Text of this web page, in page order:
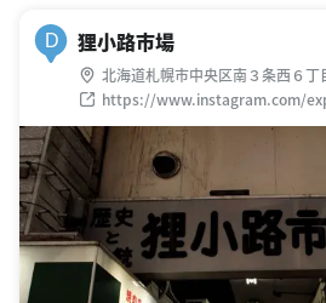
D 狸小路市場
北海道札幌市中央区南３条西６丁
https://www.instagram.com/